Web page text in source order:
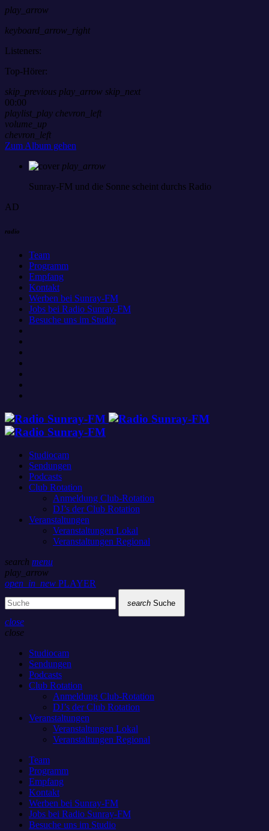
play_arrow
keyboard_arrow_right
Listeners:
Top-Hörer:
skip_previous play_arrow skip_next
00:00
playlist_play chevron_left
volume_up
chevron_left
Zum Album gehen
play_arrow
Sunray-FM und die Sonne scheint durchs Radio
AD
radio
Team
Programm
Empfang
Kontakt
Werben bei Sunray-FM
Jobs bei Radio Sunray-FM
Besuche uns im Studio
Studiocam
Sendungen
Podcasts
Club Rotation
Anmeldung Club-Rotation
DJ’s der Club Rotation
Veranstaltungen
Veranstaltungen Lokal
Veranstaltungen Regional
search menu
play_arrow
open_in_new PLAYER
search Suche
close
close
Studiocam
Sendungen
Podcasts
Club Rotation
Anmeldung Club-Rotation
DJ’s der Club Rotation
Veranstaltungen
Veranstaltungen Lokal
Veranstaltungen Regional
Team
Programm
Empfang
Kontakt
Werben bei Sunray-FM
Jobs bei Radio Sunray-FM
Besuche uns im Studio